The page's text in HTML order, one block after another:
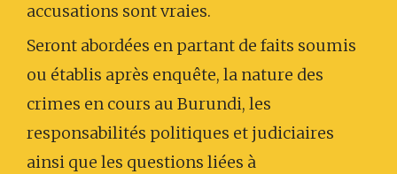
accusations sont vraies.
Seront abordées en partant de faits soumis
ou établis après enquête, la nature des
crimes en cours au Burundi, les
responsabilités politiques et judiciaires
ainsi que les questions liées à